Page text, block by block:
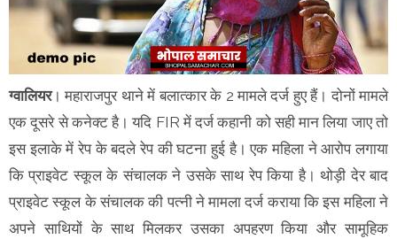
ग्वालियर। महाराजपुर थाने में बलात्कार के 2 मामले दर्ज हुए हैं। दोनों मामले
एक दूसरे से कनेक्ट है। यदि FIR में दर्ज कहानी को सही मान लिया जाए तो
इस इलाके में रेप के बदले रेप की घटना हुई है। एक महिला ने आरोप लगाया
कि प्राइवेट स्कूल के संचालक ने उसके साथ रेप किया है। थोड़ी देर बाद
प्राइवेट स्कूल के संचालक की पत्नी ने मामला दर्ज कराया कि इस महिला ने
अपने साथियों के साथ मिलकर उसका अपहरण किया और सामूहिक